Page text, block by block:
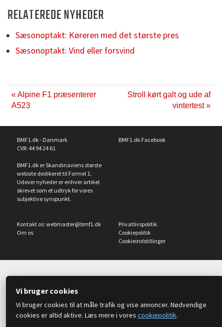
Vi bruger cookies
Vi bruger cookies til at måle trafik og vise annoncer. Nødvendige
cookies er altid aktive. Læs mere i vores cookiepolitik.
RELATEREDE NYHEDER
Sæsonoptakt: Køreren med det største pres
Sæsonoptakt: Vind eller forsvind
« Alpine F1 præsenterer
A523
Stroll kørt galt og ude af
vintertest »
BMF1.dk - Danmark
CVR: 44 94 24 61
BMF1.dk er Skandinaviens største
website dedikeret til Formel 1.
Udover nyheder er enhver artikel
skrevet som et udtryk for vores
subjektive synspunkt.
BMF1.dk Facebook
Kontakt os: webmaster@bmf1.dk
Om os
Privatlivspolitik
Cookiepolitik
Cookieindstillinger